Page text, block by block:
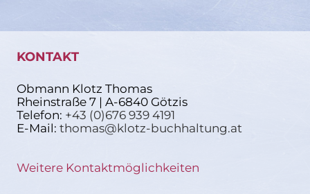
KONTAKT
Obmann Klotz Thomas
Rheinstraße 7 | A-6840 Götzis
Telefon: +43 (0)676 939 4191
E-Mail: thomas@klotz-buchhaltung.at
Weitere Kontaktmöglichkeiten